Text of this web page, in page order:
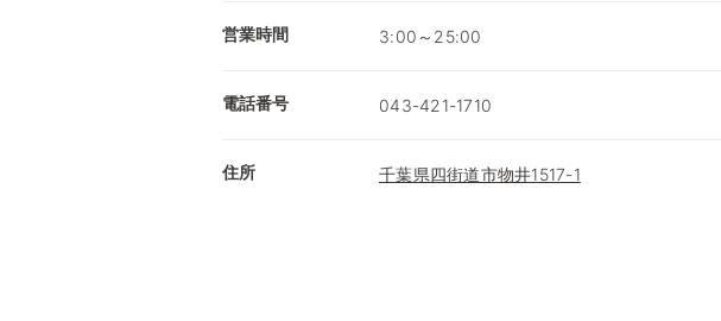
営業時間 3:00～25:00
電話番号 043-421-1710
住所 千葉県四街道市物井1517-1